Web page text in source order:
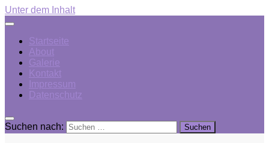
Unter dem Inhalt
Startseite
About
Galerie
Kontakt
Impressum
Datenschutz
Suchen nach: